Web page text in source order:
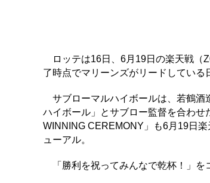
ロッテは16日、6月19日の楽天戦（
了時点でマリーンズがリードしている
サブローマルハイボールは、若鶴酒
ハイボール」とサブロー監督を合わ
WINNING CEREMONY」も6月19日
ューアル。
「勝利を祝ってみんなで乾杯！」を